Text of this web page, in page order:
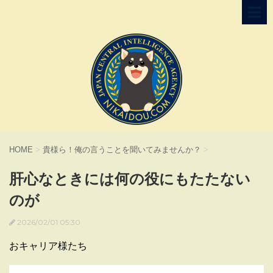
HOME > 貴様ら！俺の言うことを聞いてみませんか？ >
肝心なときには何の役にもたたない
のが
2026/02/01 05:30
おキャリア様たち